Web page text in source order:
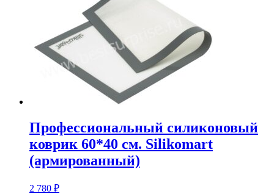
Профессиональный силиконовый
коврик 60*40 см. Silikomart
(армированный)
2 780 ₽